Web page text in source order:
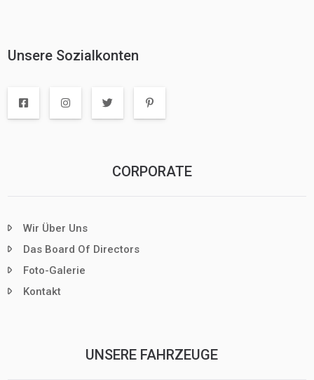
Unsere Sozialkonten
CORPORATE
Wir Über Uns
Das Board Of Directors
Foto-Galerie
Kontakt
UNSERE FAHRZEUGE